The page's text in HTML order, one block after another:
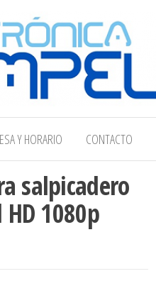
Electrónica COMPEL
Y HORARIO CONTACTO
salpicadero
1080p